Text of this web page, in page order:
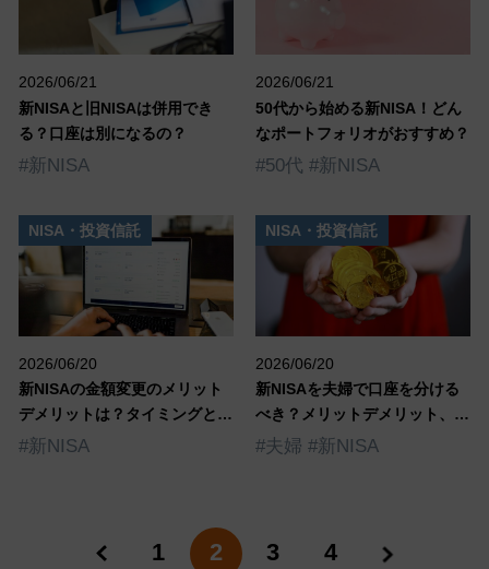
2026/06/21
新NISAと旧NISAは併用でき
る？口座は別になるの？
#新NISA
2026/06/21
50代から始める新NISA！どん
なポートフォリオがおすすめ？
#50代 #新NISA
2026/06/20
新NISAの金額変更のメリット
デメリットは？タイミングと変
更方法を紹介！
#新NISA
NISA・投資信託
2026/06/20
新NISAを夫婦で口座を分ける
べき？メリットデメリット、注
意点を解説
#夫婦 #新NISA
NISA・投資信託
« 1 2 3 4 »